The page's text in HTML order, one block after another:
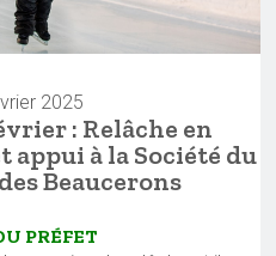
2025
: Relâche en
appui à la Société du
Beaucerons
PRÉFET